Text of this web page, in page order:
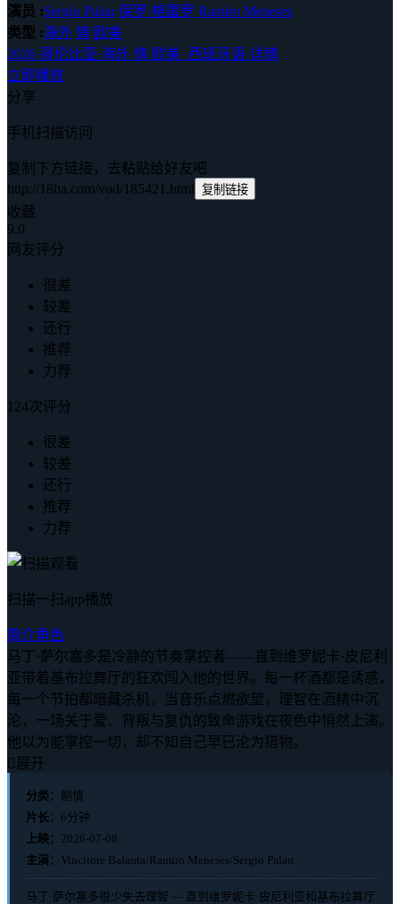
演员 :Sergio Palau 保罗·格雷罗 Ramiro Meneses
类型 :海外 情 欧美
2026·哥伦比亚·海外 情 欧美 ·西班牙语·详情
立即播放
分享
手机扫描访问
复制下方链接，去粘贴给好友吧
http://18ha.com/vod/185421.html 复制链接
收藏
9.0
网友评分
很差
较差
还行
推荐
力荐
124次评分
很差
较差
还行
推荐
力荐
扫描一扫app播放
简介角色
马丁·萨尔塞多是冷静的节奏掌控者——直到维罗妮卡·皮尼利
亚带着基布拉舞厅的狂欢闯入他的世界。每一杯酒都是诱惑，
每一个节拍都暗藏杀机，当音乐点燃欲望，理智在酒精中沉
沦，一场关于爱、背叛与复仇的致命游戏在夜色中悄然上演。
他以为能掌控一切，却不知自己早已沦为猎物。
 展开
分类：
剧情
片长： 6分钟
上映： 2026-07-08
主演： Vincitore Balanta/Ramiro Meneses/Sergio Palau
马丁·萨尔塞多很少失去理智 — 直到维罗妮卡·皮尼利亚和基布拉舞厅